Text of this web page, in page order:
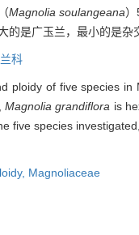
Magnolia soulangeana
的是广玉兰，最小的是
科
ploidy of five species
Magnolia grandiflora is
five species
Magnoliaceae